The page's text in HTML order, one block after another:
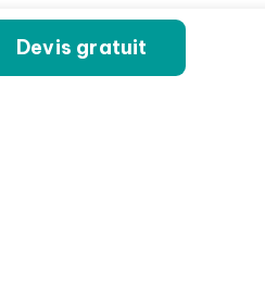
Devis gratuit